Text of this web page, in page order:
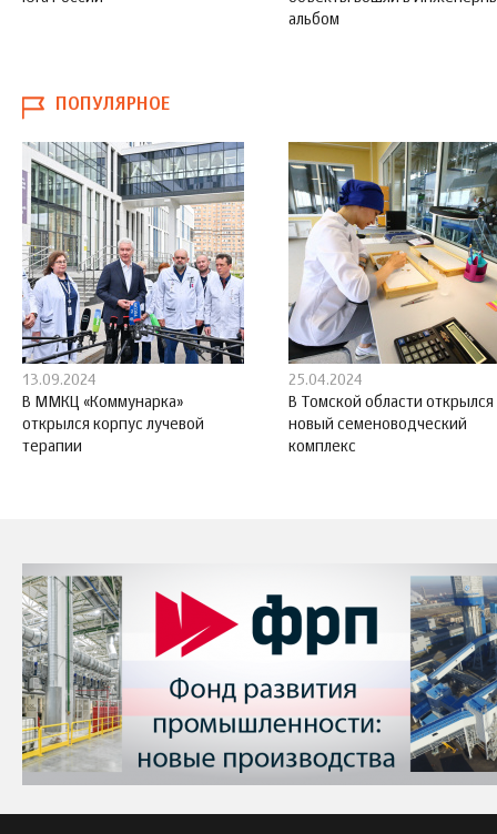
альбом
ПОПУЛЯРНОЕ
13.09.2024
В ММКЦ «Коммунарка»
открылся корпус лучевой
терапии
25.04.2024
В Томской области открылся
новый семеноводческий
комплекс